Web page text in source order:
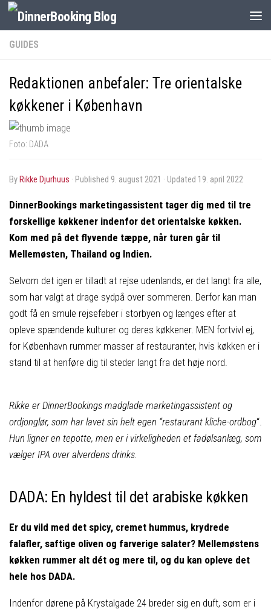
GUIDES
Redaktionen anbefaler: Tre orientalske
køkkener i København
Foto: DADA
byRikke Djurhuus · Published 9. august 2021 · Updated 19. april 2022
DinnerBookings marketingassistent tager dig med til tre
forskellige køkkener indenfor det orientalske køkken.
Kom med på det flyvende tæppe, når turen går til
Mellemøsten, Thailand og Indien.
Selvom det igen er tilladt at rejse udenlands, er det langt fra alle,
som har valgt at drage sydpå over sommeren. Derfor kan man
godt få en smule rejsefeber i storbyen og længes efter at
opleve spændende kulturer og deres køkkener. MEN fortvivl ej,
for København rummer masser af restauranter, hvis køkken er i
stand til at henføre dig til steder langt fra det høje nord.
Rikke er DinnerBookings madglade marketingassistent og
ordjonglør, som har lavet sin helt egen “restaurant kliche-ordbog“.
Hun ligner en tepotte, men er i virkeligheden et fadølsanlæg, som
vælger IPA over alverdens drinks.
DADA: En hyldest til det arabiske køkken
Er du vild med det spicy, cremet hummus, krydrede
falafler, saftige oliven og farverige salater? Mellemøstens
køkken rummer alt dét og mere til, og du kan opleve det
hele hos DADA.
Indenfor dørene på Krystalgade 24 breder sig en duft, som er i